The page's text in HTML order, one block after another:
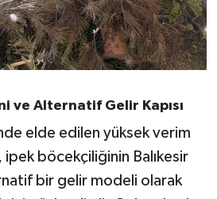
ve Alternatif Gelir Kapısı
elde edilen yüksek verim
ipek böcekçiliğinin Balıkesir
bir gelir modeli olarak